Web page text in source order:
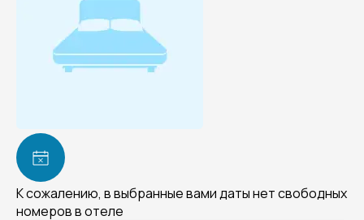
К сожалению, в выбранные вами даты нет свободных
номеров в отеле